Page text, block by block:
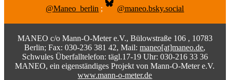
@Maneo_berlin ; @maneo.bsky.social
MANEO c/o Mann-O-Meter e.V., Bülowstraße 106 , 10783
Berlin; Fax: 030-236 381 42, Mail:maneo[at]maneo.de,
Schwules Überfalltelefon: tägl.17-19 Uhr: 030-216 33 36
MANEO, ein eigenständiges Projekt von Mann-O-Meter e.V.
www.mann-o-meter.de